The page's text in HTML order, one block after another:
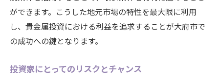
ができます。こうした地元市場の特性を最大限に利用
し、貴金属投資における利益を追求することが大府市で
の成功への鍵となります。
投資家にとってのリスクとチャンス